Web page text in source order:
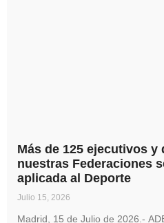
Más de 125 ejecutivos y
nuestras Federaciones
aplicada al Deporte
Julio 15, 2026
Madrid, 15 de Julio de 2026.-